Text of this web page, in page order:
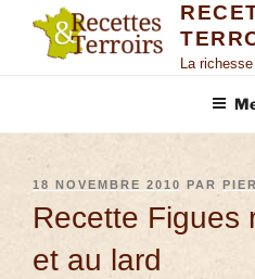
La
18 NOVEMBRE 2010 PAR
Recette Figues
et au lard